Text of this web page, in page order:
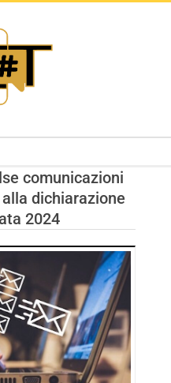
comunicazioni
dichiarazione
2024